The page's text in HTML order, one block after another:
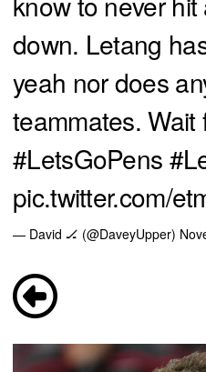
down. Letang
yeah nor does
teammates. Wait
#LetsGoPens
pic.twitter.com/
— David 🏒 (@DaveyUpper)